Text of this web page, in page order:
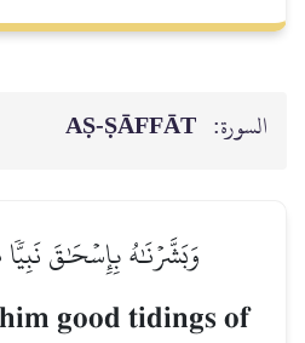
السورة: AṢ-ṢĀFFĀT
وَبَشَّرۡنَٰهُ بِإِسۡحَٰقَ
good tidings of